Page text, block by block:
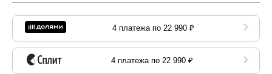
4 платежа по 22 990 ₽
4 платежа по 22 990 ₽